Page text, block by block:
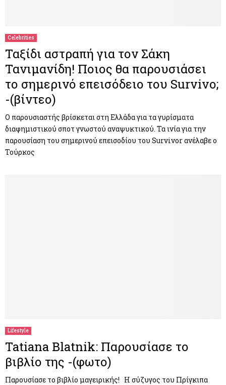
Celebrities
Ταξίδι αστραπή για τον Σάκη
Τανιμανίδη! Ποιος θα παρουσιάσει
το σημερινό επεισόδειο του Survivo;
-(βίντεο)
Ο παρουσιαστής βρίσκεται στη Ελλάδα για τα γυρίσματα
διαφημιστικού σποτ γνωστού αναψυκτικού. Τα ινία για την
παρουσίαση του σημερινού επεισοδίου του Survivor ανέλαβε ο
Τούρκος
Lifestyle
Tatiana Blatnik: Παρουσίασε το
βιβλίο της -(φωτο)
Παρουσίασε το βιβλίο μαγειρικής! H σύζυγος του Πρίγκιπα